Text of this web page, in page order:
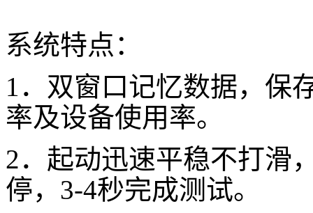
系统特点：
1．双窗口记忆数据，保
率及设备使用率。
2．起动迅速平稳不打滑
停， 3-4秒完成测试。